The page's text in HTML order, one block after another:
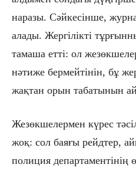
наразы. Сәйкесінше,
алады. Жергілікті
тамаша етті: ол
нәтиже бермейтінін, бұ
жақтан орын табатынын
Жезөкшелермен күрес
жоқ: сол баяғы рейдтер,
полиция департаментінің